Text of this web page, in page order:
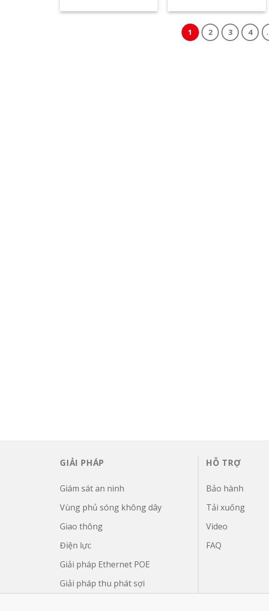
1 2 3 4
GIẢI PHÁP
Giám sát an ninh
Vùng phủ sóng không dây
Giao thông
Điện lực
Giải pháp Ethernet POE
Giải pháp thu phát sợi
HỖ TRỢ
Bảo hành
Tải xuống
Video
FAQ